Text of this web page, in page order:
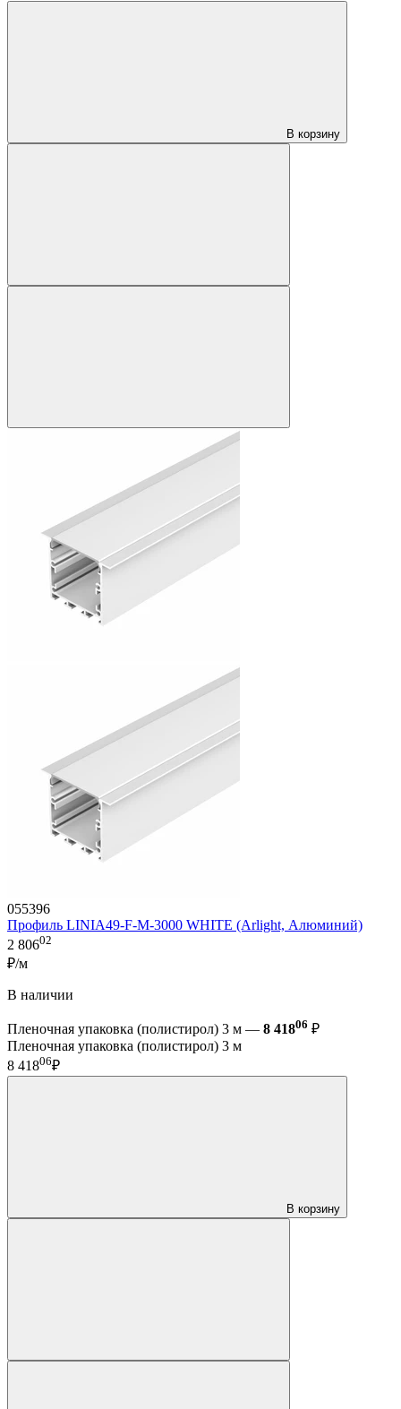
В корзину
055396
Профиль LINIA49-F-M-3000 WHITE (Arlight, Алюминий)
2 80602
₽/м
В наличии
Пленочная упаковка (полистирол) 3 м — 8 41806 ₽
Пленочная упаковка (полистирол) 3 м
8 41806₽
В корзину